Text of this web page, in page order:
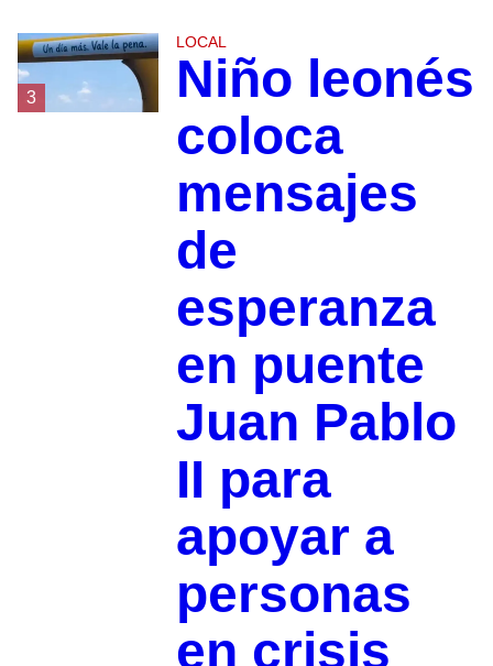
3
LOCAL
Niño leonés
coloca
mensajes
de
esperanza
en puente
Juan Pablo
II para
apoyar a
personas
en crisis